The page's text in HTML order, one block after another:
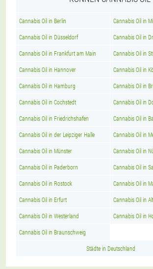
Cannabis Oil in Berlin Cannabis Oil in
Cannabis Oil in Düsseldorf Cannabis Oil in
Cannabis Oil in Frankfurt am Main Cannabis Oil in
Cannabis Oil in Hannover Cannabis Oil in
Cannabis Oil in Hamburg Cannabis Oil in
Cannabis Oil in Cochstedt Cannabis Oil in
Cannabis Oil in Friedrichshafen Cannabis Oil in
Cannabis Oil in der Leipziger Halle Cannabis Oil in
Cannabis Oil in Münster Cannabis Oil in
Cannabis Oil in Paderborn Cannabis Oil in
Cannabis Oil in Rostock Cannabis Oil in
Cannabis Oil in Erfurt Cannabis Oil in
Cannabis Oil in Westerland Cannabis Oil in
Cannabis Oil in Braunschweig
Städte in Deutschland